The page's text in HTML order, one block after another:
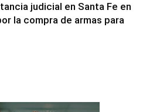
judicial en Santa Fe en
la compra de armas para